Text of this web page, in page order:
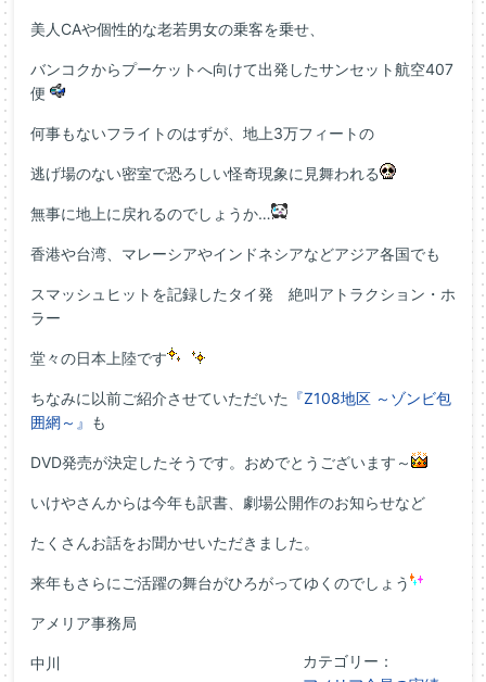
美人CAや個性的な老若男女の乗客を乗せ、
バンコクからプーケットへ向けて出発したサンセット航空407
便
何事もないフライトのはずが、地上3万フィートの
逃げ場のない密室で恐ろしい怪奇現象に見舞われる
無事に地上に戻れるのでしょうか…
香港や台湾、マレーシアやインドネシアなどアジア各国でも
スマッシュヒットを記録したタイ発 絶叫アトラクション・ホ
ラー
堂々の日本上陸です
ちなみに以前ご紹介させていただいた 『Z108地区 ～ゾンビ包
囲網～』 も
DVD発売が決定したそうです。おめでとうございます～
いけやさんからは今年も訳書、劇場公開作のお知らせなど
たくさんお話をお聞かせいただきました。
来年もさらにご活躍の舞台がひろがってゆくのでしょう
アメリア事務局
中川
カテゴリー：